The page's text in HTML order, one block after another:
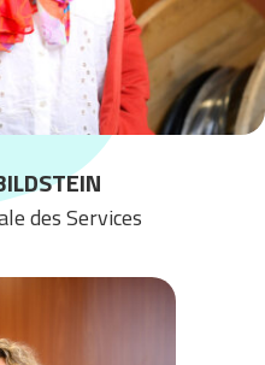
des Services